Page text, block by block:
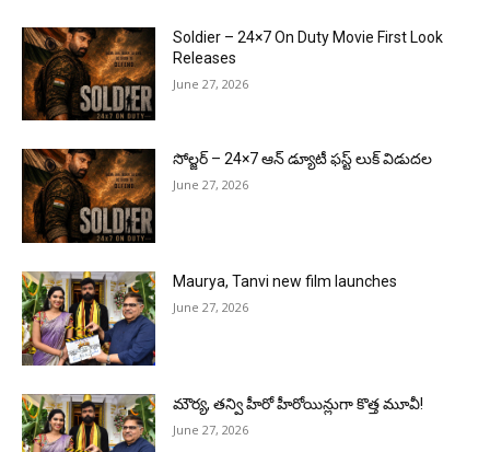
Soldier – 24×7 On Duty Movie First Look
Releases
June 27, 2026
సోల్జర్ – 24×7 ఆన్ డ్యూటీ ఫస్ట్ లుక్ విడుదల
June 27, 2026
Maurya, Tanvi new film launches
June 27, 2026
మౌర్య‌, త‌న్వి హీరో హీరోయిన్లుగా కొత్త మూవీ!
June 27, 2026